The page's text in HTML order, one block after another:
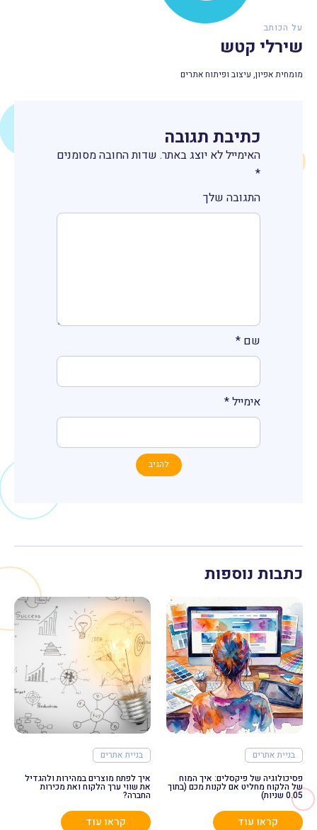
על הכותב
שירלי קטש
מומחית אפיון, עיצוב ופיתוח אתרים
כתיבת תגובה
האימייל לא יוצג באתר. שדות החובה מסומנים
*
התגובה שלך
שם *
אימייל*
כתבות נוספות
בניית אתרים
פסיכולוגיה של פיקסלים: איך המוח
של הלקוח מחליט אם לקנות מכם (בתוך
0.05 שניות)
קראו עוד
בניית אתרים
איך לפתח מוצרים במהירות ולהגדיל
את שווי ערך הלקוח ואת מכירות
החברה?
קראו עוד